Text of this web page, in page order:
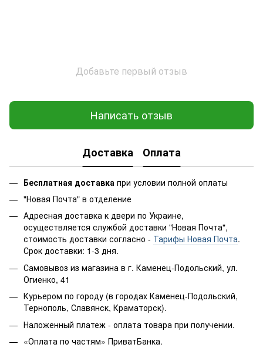
Добавьте первый отзыв
Написать отзыв
Доставка Оплата
Бесплатная доставка при условии полной оплаты
"Новая Почта" в отделение
Адресная доставка к двери по Украине,
осуществляется службой доставки "Новая Почта",
стоимость доставки согласно - Тарифы Новая Почта.
Срок доставки: 1-3 дня.
Самовывоз из магазина в г. Каменец-Подольский, ул.
Огиенко, 41
Курьером по городу (в городах Каменец-Подольский,
Тернополь, Славянск, Краматорск).
Наложенный платеж - оплата товара при получении.
«Оплата по частям» ПриватБанка.